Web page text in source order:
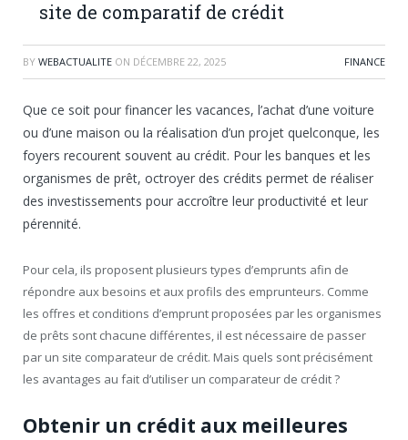
site de comparatif de crédit
BY WEBACTUALITE ON DÉCEMBRE 22, 2025 FINANCE
Que ce soit pour financer les vacances, l’achat d’une voiture
ou d’une maison ou la réalisation d’un projet quelconque, les
foyers recourent souvent au crédit. Pour les banques et les
organismes de prêt, octroyer des crédits permet de réaliser
des investissements pour accroître leur productivité et leur
pérennité.
Pour cela, ils proposent plusieurs types d’emprunts afin de
répondre aux besoins et aux profils des emprunteurs. Comme
les offres et conditions d’emprunt proposées par les organismes
de prêts sont chacune différentes, il est nécessaire de passer
par un site comparateur de crédit. Mais quels sont précisément
les avantages au fait d’utiliser un comparateur de crédit ?
Obtenir un crédit aux meilleures